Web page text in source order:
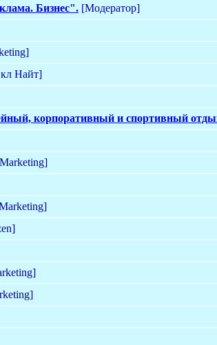
Бизнес". [Модератор]
Найт]
корпоративный и спортивный